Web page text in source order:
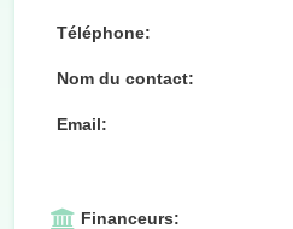
Téléphone:
Nom du contact:
Email:
Financeurs: